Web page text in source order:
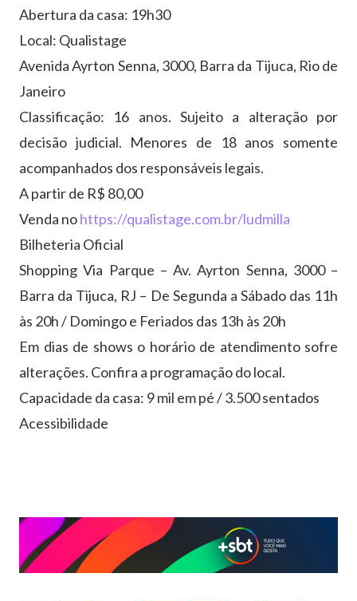
Abertura da casa: 19h30
Local: Qualistage
Avenida Ayrton Senna, 3000, Barra da Tijuca, Rio de
Janeiro
Classificação: 16 anos. Sujeito a alteração por
decisão judicial. Menores de 18 anos somente
acompanhados dos responsáveis legais.
A partir de R$ 80,00
Venda nohttps://qualistage.com.br/ludmilla
Bilheteria Oficial
Shopping Via Parque – Av. Ayrton Senna, 3000 –
Barra da Tijuca, RJ – De Segunda a Sábado das 11h
às 20h / Domingo e Feriados das 13h às 20h
Em dias de shows o horário de atendimento sofre
alterações. Confira a programação do local.
Capacidade da casa: 9 mil em pé / 3.500 sentados
Acessibilidade